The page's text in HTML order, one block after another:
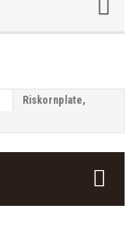
Riskornplate,